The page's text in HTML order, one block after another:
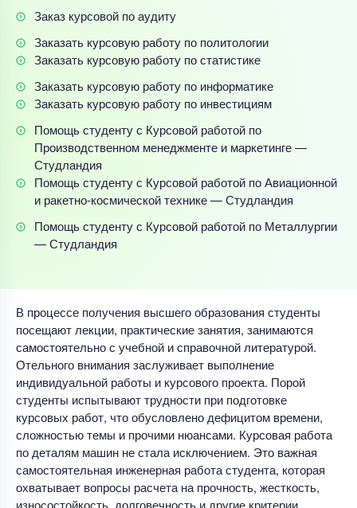
Заказ курсовой по аудиту
Заказать курсовую работу по политологии
Заказать курсовую работу по статистике
Заказать курсовую работу по информатике
Заказать курсовую работу по инвестициям
Помощь студенту с Курсовой работой по
Производственном менеджменте и маркетинге —
Студландия
Помощь студенту с Курсовой работой по Авиационной
и ракетно-космической технике — Студландия
Помощь студенту с Курсовой работой по Металлургии
— Студландия
В процессе получения высшего образования студенты
посещают лекции, практические занятия, занимаются
самостоятельно с учебной и справочной литературой.
Отельного внимания заслуживает выполнение
индивидуальной работы и курсового проекта. Порой
студенты испытывают трудности при подготовке
курсовых работ, что обусловлено дефицитом времени,
сложностью темы и прочими нюансами. Курсовая работа
по деталям машин не стала исключением. Это важная
самостоятельная инженерная работа студента, которая
охватывает вопросы расчета на прочность, жесткость,
износостойкость, долговечность и другие критерии